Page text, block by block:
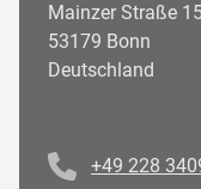
Mainzer Straße
53179 Bonn
Deutschland
+49 228